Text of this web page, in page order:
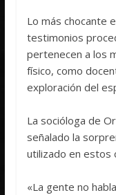
Lo más chocante
testimonios
pertenecen a los
físico, como
exploración del
La socióloga de
señalado la
utilizado en estos
«La gente no